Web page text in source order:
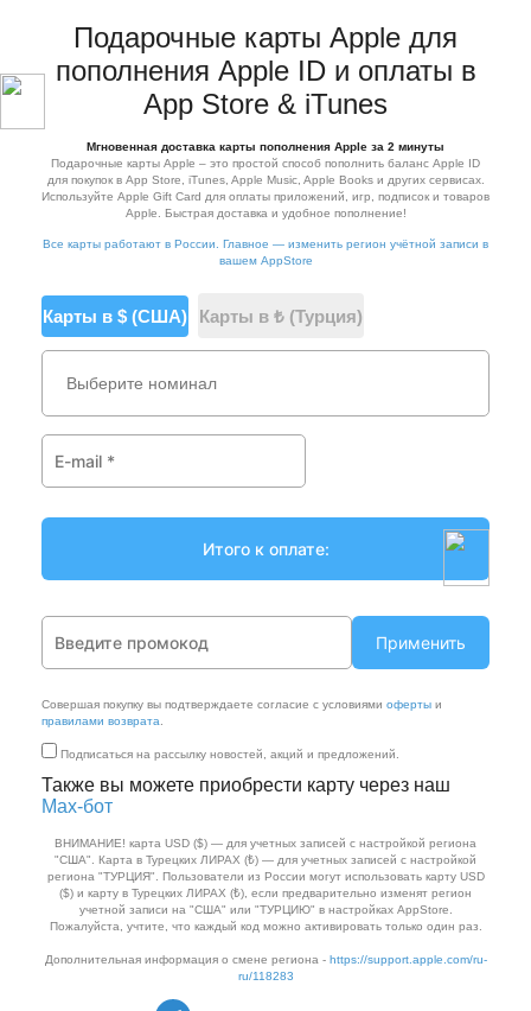
Подарочные карты Apple для
пополнения Apple ID и оплаты в
App Store & iTunes
Мгновенная доставка карты пополнения Apple за 2 минуты
Подарочные карты Apple – это простой способ пополнить баланс Apple ID
для покупок в App Store, iTunes, Apple Music, Apple Books и других сервисах.
Используйте Apple Gift Card для оплаты приложений, игр, подписок и товаров
Apple. Быстрая доставка и удобное пополнение!
Все карты работают в России. Главное — изменить регион учётной записи в
вашем AppStore
Карты в $ (США) Карты в ₺ (Турция)
Выберите номинал
Применить
Совершая покупку вы подтверждаете согласие с условиями оферты и
правилами возврата.
Подписаться на рассылку новостей, акций и предложений.
Также вы можете приобрести карту через наш
Max‑бот
ВНИМАНИЕ! карта USD ($) — для учетных записей с настройкой региона
"США". Карта в Турецких ЛИРАХ (₺) — для учетных записей с настройкой
региона "ТУРЦИЯ". Пользователи из России могут использовать карту USD
($) и карту в Турецких ЛИРАХ (₺), если предварительно изменят регион
учетной записи на "США" или "ТУРЦИЮ" в настройках AppStore.
Пожалуйста, учтите, что каждый код можно активировать только один раз.
Дополнительная информация о смене региона - https://support.apple.com/ru-
ru/118283